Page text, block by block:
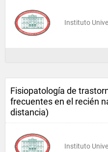
Instituto
Fisiopatología de
frecuentes en el recién
distancia)
Instituto